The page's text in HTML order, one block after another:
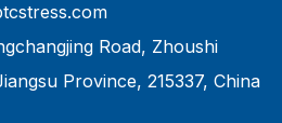
Road, Zhoushi
Province, 215337, China